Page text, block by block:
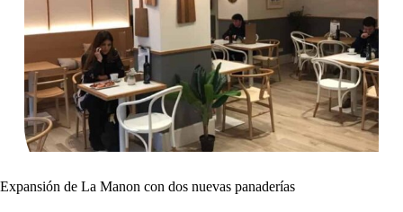
Expansión de La Manon con dos nuevas panaderías